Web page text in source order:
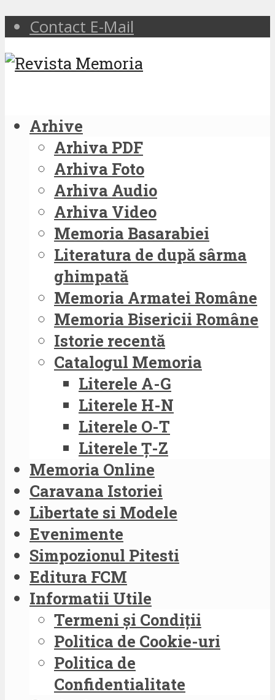
Contact E-Mail
Arhive
Arhiva PDF
Arhiva Foto
Arhiva Audio
Arhiva Video
Memoria Basarabiei
Literatura de după sârma
ghimpată
Memoria Armatei Române
Memoria Bisericii Române
Istorie recentă
Catalogul Memoria
Literele A-G
Literele H-N
Literele O-T
Literele Ț-Z
Memoria Online
Caravana Istoriei
Libertate si Modele
Evenimente
Simpozionul Pitesti
Editura FCM
Informatii Utile
Termeni și Condiții
Politica de Cookie-uri
Politica de
Confidentialitate